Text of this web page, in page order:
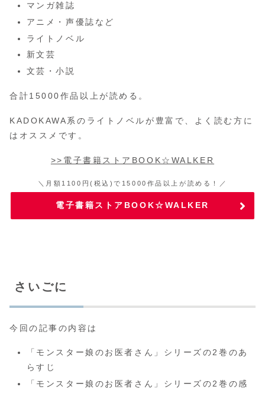
マンガ雑誌
アニメ・声優誌など
ライトノベル
新文芸
文芸・小説
合計15000作品以上が読める。
KADOKAWA系のライトノベルが豊富で、よく読む方に
はオススメです。
>>電子書籍ストアBOOK☆WALKER
＼月額1100円(税込)で15000作品以上が読める！／
電子書籍ストアBOOK☆WALKER
さいごに
今回の記事の内容は
「モンスター娘のお医者さん」シリーズの2巻のあ
らすじ
「モンスター娘のお医者さん」シリーズの2巻の感